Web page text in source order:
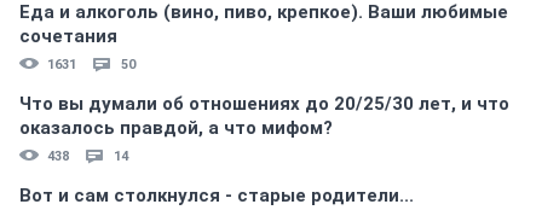
Еда и алкоголь (вино, пиво, крепкое). Ваши любимые
сочетания
1631 50
Что вы думали об отношениях до 20/25/30 лет, и что
оказалось правдой, а что мифом?
438 14
Вот и сам столкнулся - старые родители...